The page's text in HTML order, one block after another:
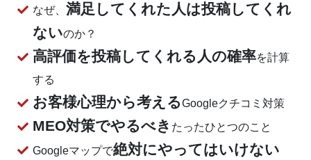
なぜ、満足してくれた人は投稿してくれ
ないのか？
高評価を投稿してくれる人の確率を計算
する
お客様心理から考えるGoogleクチコミ対策
MEO対策でやるべき たったひとつのこと
Googleマップで絶対にやってはいけない